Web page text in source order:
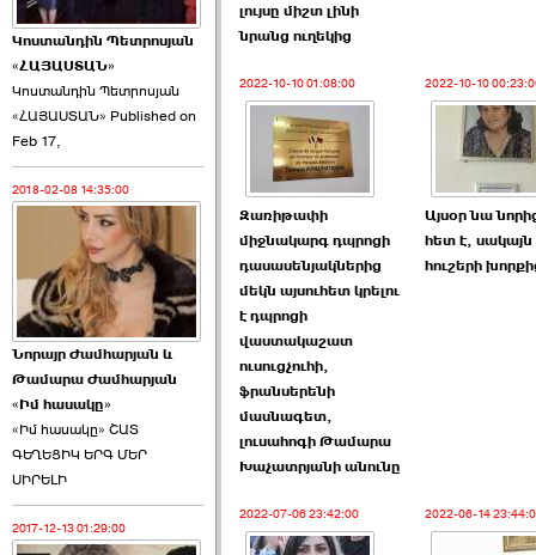
Այս ընդդիմությունը
կվերցնի ›››
2026-06-09 00:41:00
Որպես ընդդիմադիր
ընտրող՝ ›››
Կոստանդին Պետրոսյան
«ՀԱՅԱՍՏԱՆ»
Կոստանդին Պետրոսյան
«ՀԱՅԱՍՏԱՆ» Published on
Feb 17,
2018-02-08 14:35:00
Նորայր Ժամհարյան և
Թամարա Ժամհարյան
«Իմ հասակը»
«Իմ հասակը» ՇԱՏ
ԳԵՂԵՑԻԿ ԵՐԳ ՄԵՐ
ՍԻՐԵԼԻ
2017-12-13 01:29:00
լույսը միշտ լինի
նրանց ուղեկից
2022-10-10 01:08:00
Զառիթափի
միջնակարգ դպրոցի
դասասենյակներից
մեկն այսուհետ կրելու
է դպրոցի
վաստակաշատ
ուսուցչուհի,
ֆրանսերենի
մասնագետ,
լուսահոգի Թամարա
Խաչատրյանի անունը
2022-10-10
Այսօր նա
հետ է, սակայն
հուշերի
2022-07-06 23:42:00 2022-06-14